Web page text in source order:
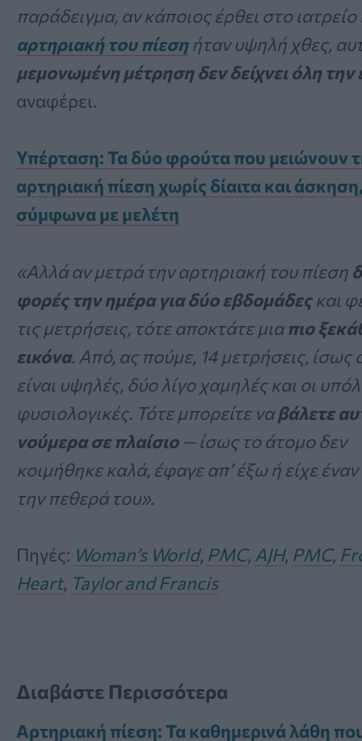
παράδειγμα, αν κάποιος έρθει στο ιατρείο
αρτηριακή του πίεσηήταν υψηλή χθες,
μεμονωμένη μέτρηση δεν δείχνει όλη την
αναφέρει.
Υπέρταση: Τα δύο φρούτα που μειώνουν
αρτηριακή πίεση χωρίς δίαιτα και
σύμφωνα με μελέτη
«Αλλά αν μετρά την αρτηριακή του πίεση
φορές την ημέρα για δύο εβδομάδεςκαι
τις μετρήσεις, τότε αποκτάτε μια πιο
εικόνα. Από, ας πούμε, 14 μετρήσεις, ίσως
είναι υψηλές, δύο λίγο χαμηλές και οι
φυσιολογικές. Τότε μπορείτε ναβάλετε
νούμερα σε πλαίσιο— ίσως το άτομο δεν
κοιμήθηκε καλά, έφαγε απ’ έξω ή είχε
την πεθερά του».
Πηγές: Woman’s World, PMC, AJH, PMC,
Heart, Taylor and Francis
Διαβάστε Περισσότερα
Αρτηριακή πίεση: Τα καθημερινά λάθη